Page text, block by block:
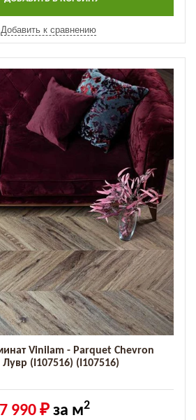
Добавить к сравнению
Vinilam - Parquet Chevron
(I107516) (I107516)
7 990 ₽ за м2